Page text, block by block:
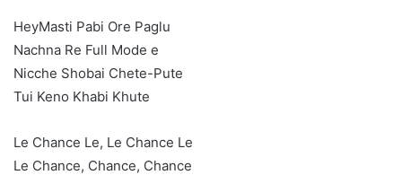
HeyMasti Pabi Ore Paglu
Nachna Re Full Mode e
Nicche Shobai Chete-Pute
Tui Keno Khabi Khute
Le Chance Le, Le Chance Le
Le Chance, Chance, Chance